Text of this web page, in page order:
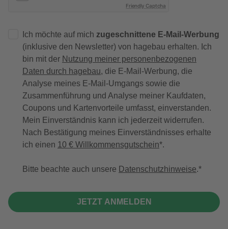
Friendly Captcha
Ich möchte auf mich zugeschnittene E-Mail-Werbung
(inklusive den Newsletter) von hagebau erhalten. Ich
bin mit der Nutzung meiner personenbezogenen
Daten durch hagebau, die E-Mail-Werbung, die
Analyse meines E-Mail-Umgangs sowie die
Zusammenführung und Analyse meiner Kaufdaten,
Coupons und Kartenvorteile umfasst, einverstanden.
Mein Einverständnis kann ich jederzeit widerrufen.
Nach Bestätigung meines Einverständnisses erhalte
ich einen 10 € Willkommensgutschein*.
Bitte beachte auch unsere Datenschutzhinweise.
JETZT ANMELDEN